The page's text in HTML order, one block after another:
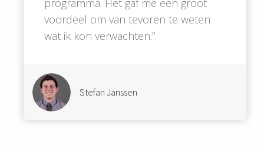
programma. Het gaf me een groot
voordeel om van tevoren te weten
wat ik kon verwachten.”
Stefan Janssen